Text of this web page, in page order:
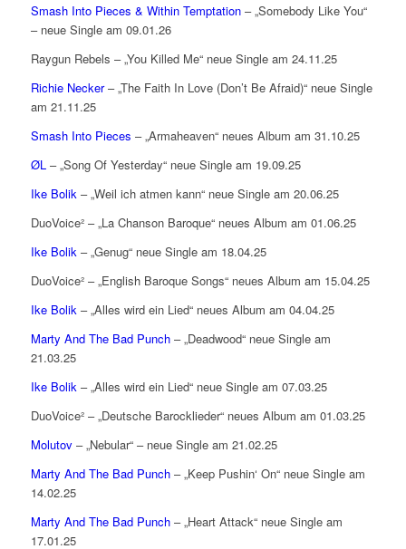
Smash Into Pieces & Within Temptation– „Somebody Like You“
– neue Single am 09.01.26
Raygun Rebels – „You Killed Me“ neue Single am 24.11.25
Richie Necker– „The Faith In Love (Don’t Be Afraid)“ neue Single
am 21.11.25
Smash Into Pieces – „Armaheaven“ neues Album am 31.10.25
ØL– „Song Of Yesterday“ neue Single am 19.09.25
Ike Bolik– „Weil ich atmen kann“ neue Single am 20.06.25
DuoVoice² – „La Chanson Baroque“ neues Album am 01.06.25
Ike Bolik– „Genug“ neue Single am 18.04.25
DuoVoice² – „English Baroque Songs“ neues Album am 15.04.25
Ike Bolik– „Alles wird ein Lied“ neues Album am 04.04.25
Marty And The Bad Punch– „Deadwood“ neue Single am
21.03.25
Ike Bolik– „Alles wird ein Lied“ neue Single am 07.03.25
DuoVoice² – „Deutsche Barocklieder“ neues Album am 01.03.25
Molutov – „Nebular“ – neue Single am 21.02.25
Marty And The Bad Punch– „Keep Pushin‘ On“ neue Single am
14.02.25
Marty And The Bad Punch– „Heart Attack“ neue Single am
17.01.25